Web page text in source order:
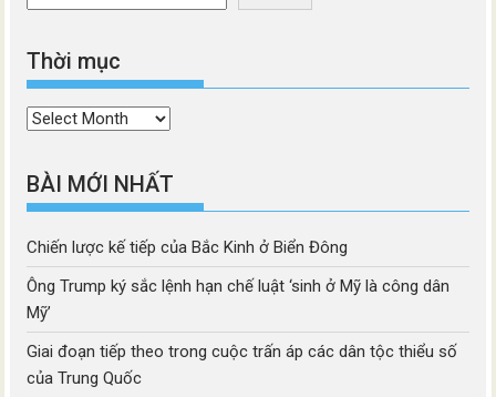
Thời mục
Thời
BÀI MỚI NHẤT
Chiến lược kế tiếp của Bắc Kinh ở Biển Đông
Ông Trump ký sắc lệnh hạn chế luật ‘sinh ở Mỹ là công dân
Mỹ’
Giai đoạn tiếp theo trong cuộc trấn áp các dân tộc thiểu số
của Trung Quốc